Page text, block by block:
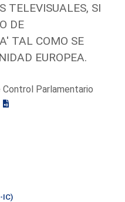
TELEVISUALES, SI
DE
TAL COMO SE
EUROPEA.
Parlamentario
IC)